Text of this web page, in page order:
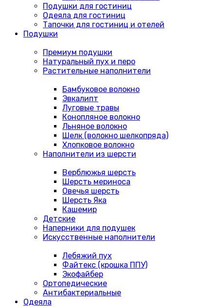
Подушки для гостиниц
Одеяла для гостиниц
Тапочки для гостиниц и отелей
Подушки
Премиум подушки
Натуральный пух и перо
Растительные наполнители
Бамбуковое волокно
Эвкалипт
Луговые травы
Конопляное волокно
Льняное волокно
Шелк (волокно шелкопряда)
Хлопковое волокно
Наполнители из шерсти
Верблюжья шерсть
Шерсть мериноса
Овечья шерсть
Шерсть Яка
Кашемир
Детские
Наперники для подушек
Искусственные наполнители
Лебяжий пух
Файтекс (крошка ППУ)
Экофайбер
Ортопедические
Антибактериальные
Одеяла